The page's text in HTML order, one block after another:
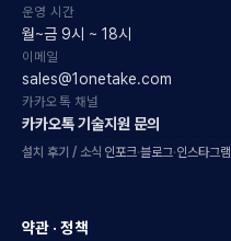
운영 시간
월~금 9시 ~ 18시
이메일
sales@1onetake.com
카카오톡 채널
카카오톡 기술지원 문의
설치 후기 / 소식 인포크·블로그·인스타그램
약관 · 정책